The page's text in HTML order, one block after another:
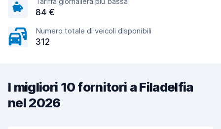
84 €
Numero totale di veicoli disponibili
312
I migliori 10 fornitori a Filadelfia
nel 2026